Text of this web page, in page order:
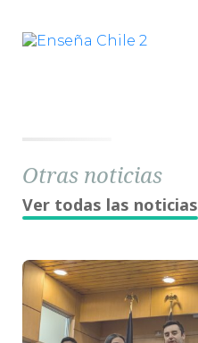
Otras noticias
Ver todas las noticias